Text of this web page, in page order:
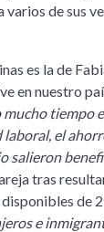
de sus
es la de
en nuestro
mucho tiempo
el
salieron
tras
de
e